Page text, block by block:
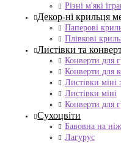
Різні м'які
Декор-ні крильця
Паперові
Плівкові
Листівки та
Конверти для
Конверти для
Листівки міні
Листівки міні
Конверти для
Сухоцвіти
Бавовна на
Лагурус